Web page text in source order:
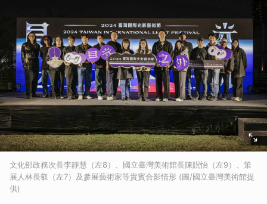
文化部政務次長李靜慧（左8）、國立臺灣美術館長陳貺怡（左9）、策
展人林長叡（左7）及參展藝術家等貴賓合影情形 (圖/國立臺灣美術館提
供)